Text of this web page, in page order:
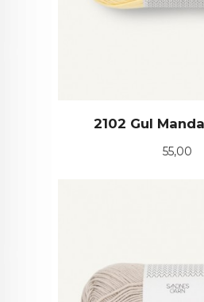
2102 Gul
Pris
55,00